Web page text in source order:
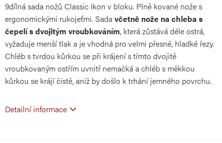
cena:
9dílná sada nožů Classic Ikon v bloku. Plně kované nože s
ergonomickými rukojeťmi. Sada včetně nože na chleba s
čepelí s dvojitým vroubkováním, která zůstává déle ostrá,
vyžaduje menší tlak a je vhodná pro velmi přesné, hladké řezy.
Chléb s tvrdou kůrkou se při krájení s tímto dvojitě
vroubkovaným ostřím uvnitř nemačká a chléb s měkkou
kůrkou se krájí čistě, aniž by došlo k trhání jemného povrchu.
Detailní informace